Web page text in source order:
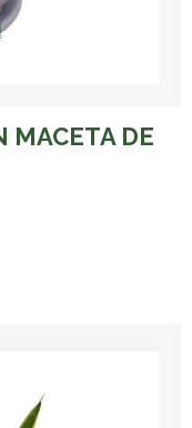
MACETA DE